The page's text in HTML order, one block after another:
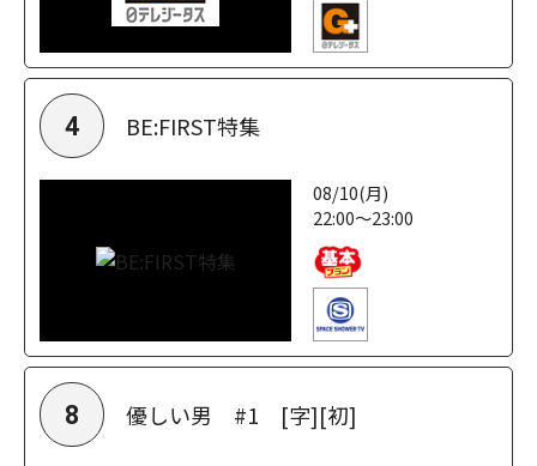
4 BE:FIRST特集
08/10(月)
22:00～23:00
8 優しい男 #1 [字][初]